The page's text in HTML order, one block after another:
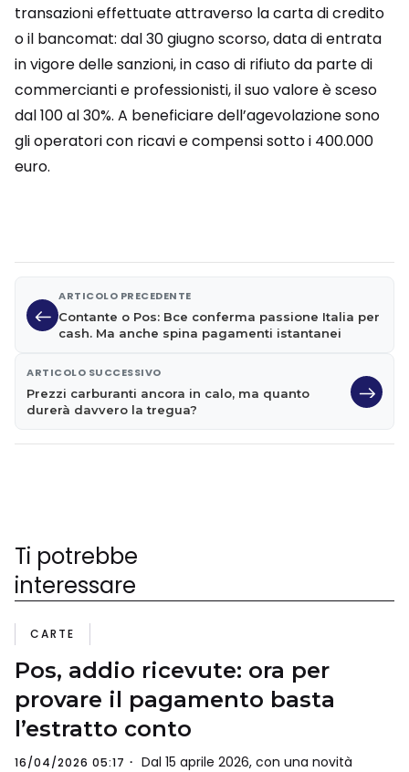
transazioni effettuate attraverso la carta di credito
o il bancomat: dal 30 giugno scorso, data di entrata
in vigore delle sanzioni, in caso di rifiuto da parte di
commercianti e professionisti, il suo valore è sceso
dal 100 al 30%. A beneficiare dell’agevolazione sono
gli operatori con ricavi e compensi sotto i 400.000
euro.
ARTICOLO PRECEDENTE
Contante o Pos: Bce conferma passione Italia per
cash. Ma anche spina pagamenti istantanei
ARTICOLO SUCCESSIVO
Prezzi carburanti ancora in calo, ma quanto
durerà davvero la tregua?
Ti potrebbe
interessare
CARTE
Pos, addio ricevute: ora per
provare il pagamento basta
l’estratto conto
16/04/2026 05:17
Dal 15 aprile 2026, con una novità